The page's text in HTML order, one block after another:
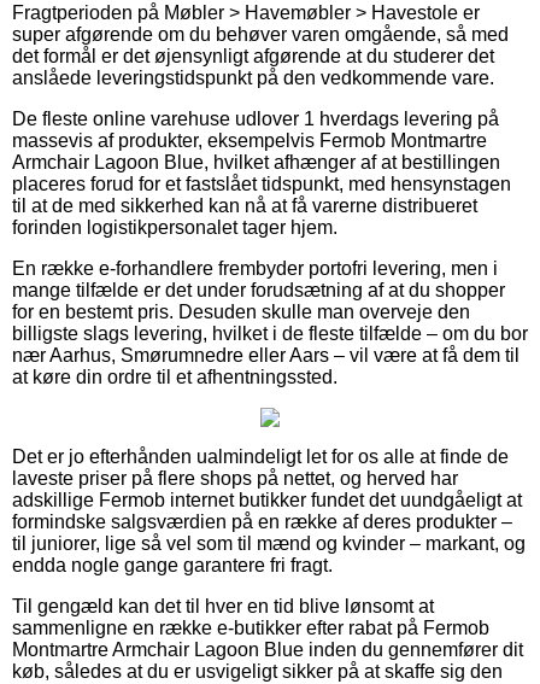
Fragtperioden på Møbler > Havemøbler > Havestole er
super afgørende om du behøver varen omgående, så med
det formål er det øjensynligt afgørende at du studerer det
anslåede leveringstidspunkt på den vedkommende vare.
De fleste online varehuse udlover 1 hverdags levering på
massevis af produkter, eksempelvis Fermob Montmartre
Armchair Lagoon Blue, hvilket afhænger af at bestillingen
placeres forud for et fastslået tidspunkt, med hensynstagen
til at de med sikkerhed kan nå at få varerne distribueret
forinden logistikpersonalet tager hjem.
En række e-forhandlere frembyder portofri levering, men i
mange tilfælde er det under forudsætning af at du shopper
for en bestemt pris. Desuden skulle man overveje den
billigste slags levering, hvilket i de fleste tilfælde – om du bor
nær Aarhus, Smørumnedre eller Aars – vil være at få dem til
at køre din ordre til et afhentningssted.
Det er jo efterhånden ualmindeligt let for os alle at finde de
laveste priser på flere shops på nettet, og herved har
adskillige Fermob internet butikker fundet det uundgåeligt at
formindske salgsværdien på en række af deres produkter –
til juniorer, lige så vel som til mænd og kvinder – markant, og
endda nogle gange garantere fri fragt.
Til gengæld kan det til hver en tid blive lønsomt at
sammenligne en række e-butikker efter rabat på Fermob
Montmartre Armchair Lagoon Blue inden du gennemfører dit
køb, således at du er usvigeligt sikker på at skaffe sig den